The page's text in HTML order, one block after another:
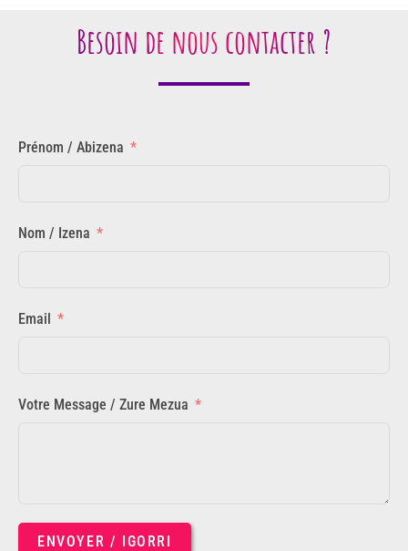
Besoin de nous contacter ?
Prénom / Abizena
Nom / Izena
Email
Votre Message / Zure Mezua
ENVOYER / IGORRI